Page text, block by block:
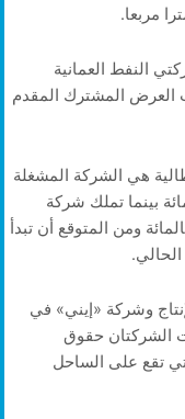
النفط العمانية
العرض المشترك المقدم
هي الشركة المشغلة
47 وتملك حصة بنسبة 90 بالمائة بينما تملك شركة
العمانية للاستكشاف والإنتاج نسبة 10 بالمائة ومن المتوقع أن تبدأ
وشركة «إيني» في
الشركتان حقوق
52 البحرية التي تقع على الساحل